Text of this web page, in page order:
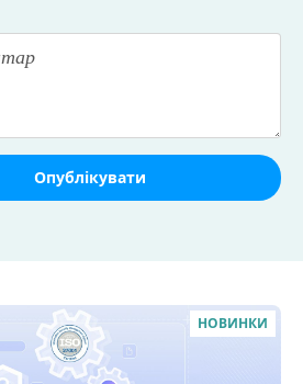
Опублікувати
НОВИНКИ